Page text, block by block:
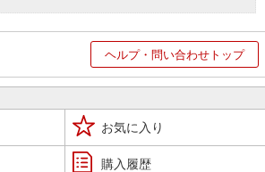
ヘルプ・問い合わせトップ
お気に入り
購入履歴